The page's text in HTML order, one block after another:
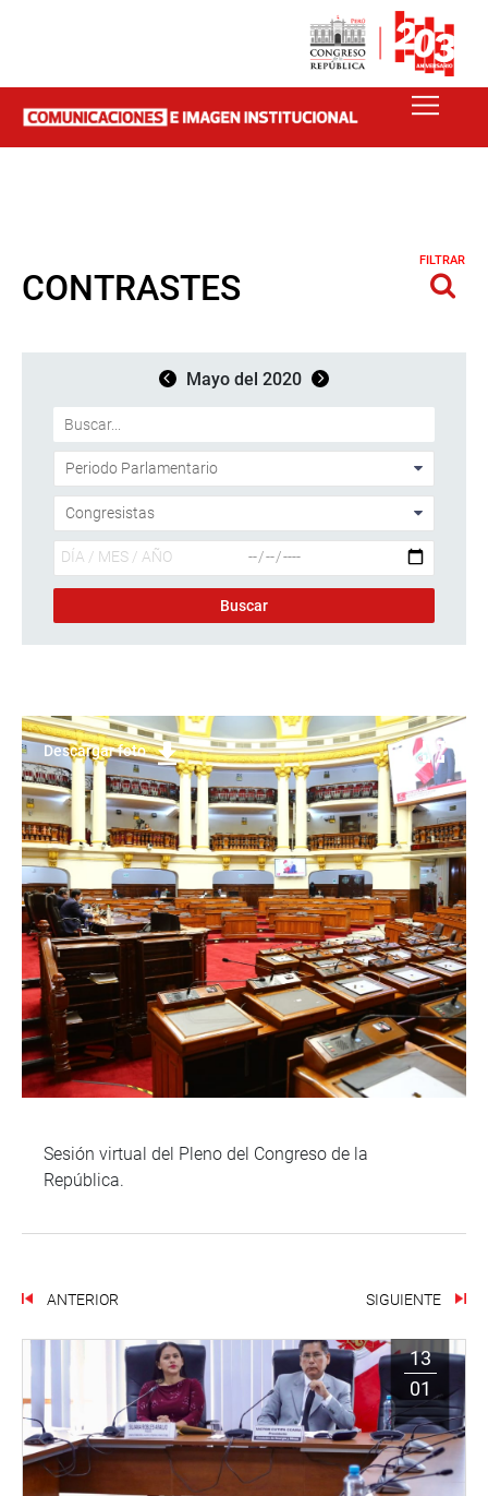
CONTRASTES
FILTRAR
Mayo del 2020
Descargar foto
Sesión virtual del Pleno del Congreso de la
República.
ANTERIOR SIGUIENTE
13
01